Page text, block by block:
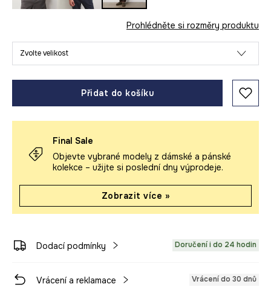
Prohlédněte si rozměry produktu
Zvolte velikost
Přidat do košíku
Final Sale
Objevte vybrané modely z dámské a pánské
kolekce – užijte si poslední dny výprodeje.
Zobrazit více »
Dodací podmínky Doručení i do 24 hodin
Vrácení a reklamace Vrácení do 30 dnů